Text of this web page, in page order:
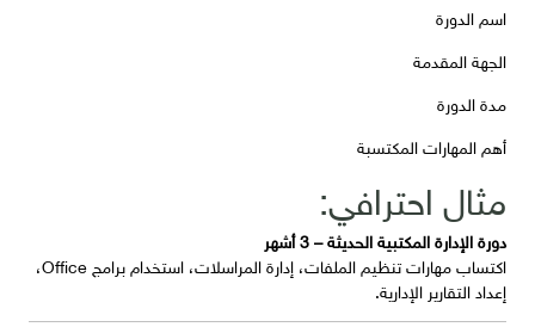
اسم الدورة
الجهة المقدمة
مدة الدورة
أهم المهارات المكتسبة
مثال احترافي:
دورة الإدارة المكتبية الحديثة – 3 أشهر
اكتساب مهارات تنظيم الملفات، إدارة المراسلات، استخدام برامج Office،
إعداد التقارير الإدارية.